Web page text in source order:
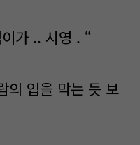
가 .. 시영 . “
의 입을 막는 듯 보